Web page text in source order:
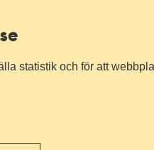
statistik och för att